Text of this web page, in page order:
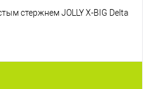
стержнем JOLLY X-BIG Delta